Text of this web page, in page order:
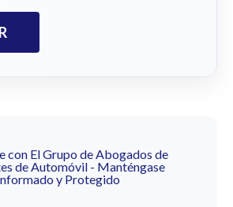
con El Grupo de Abogados de
de Automóvil - Manténgase
y Protegido